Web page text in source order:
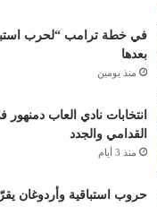
في خطة ترامب “لحرب
بعدها
منذ يومين
انتخابات نادي العاب
القدامي والجدد
منذ 3 أيام
حروب استباقية وأردوغان